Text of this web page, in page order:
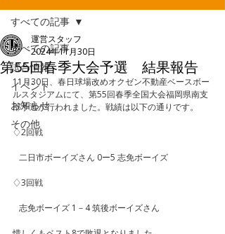
すべての記事
試合情報
イベント
お知らせ
その他
すべての記事
第55回春季大会予選 結果報告
運営スタッフ
2024年11月30日
11月30日、春日球場改めオクゼン不動産ベースボー
ルスタジアムにて、第55回春季全国大会福岡県南支
部予選が行われました。戦績は以下の通りです。
♢2回戦
二日市ボーイズさん 0ー5 志免ボーイズ
♢3回戦
志免ボーイズ 1－4 筑後ボーイズさん